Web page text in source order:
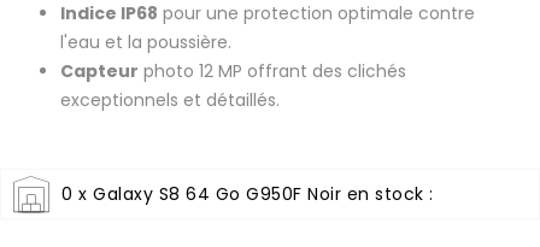
Indice IP68 pour une protection optimale contre
l'eau et la poussière.
Capteur photo 12 MP offrant des clichés
exceptionnels et détaillés.
0 x Galaxy S8 64 Go G950F Noir en stock :